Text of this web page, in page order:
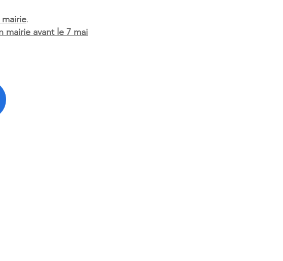
.
mairie avant le 7 mai